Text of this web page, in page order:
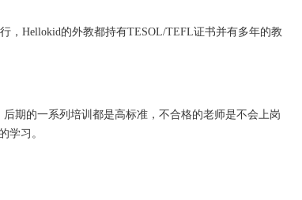
， Hellokid的外教都持有TESOL/TEFL证书并有多年的教
后期的一系列培训都是高标准，不合格的老师是不会上岗
学习。